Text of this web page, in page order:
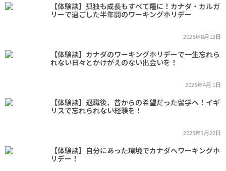
【体験談】孤独も成長もすべて糧に！カナダ・カルガ
リーで過ごした半年間のワーキングホリデー
2025年8月12日
【体験談】カナダのワーキングホリデーで一生忘れら
れない日々とかけがえのない出会いを！
2025年4月 1日
【体験談】退職後、昔からの希望だった留学へ！イギ
リスで忘れられない経験を！
2025年3月22日
【体験談】自分にあった環境でカナダへワーキングホ
リデー！